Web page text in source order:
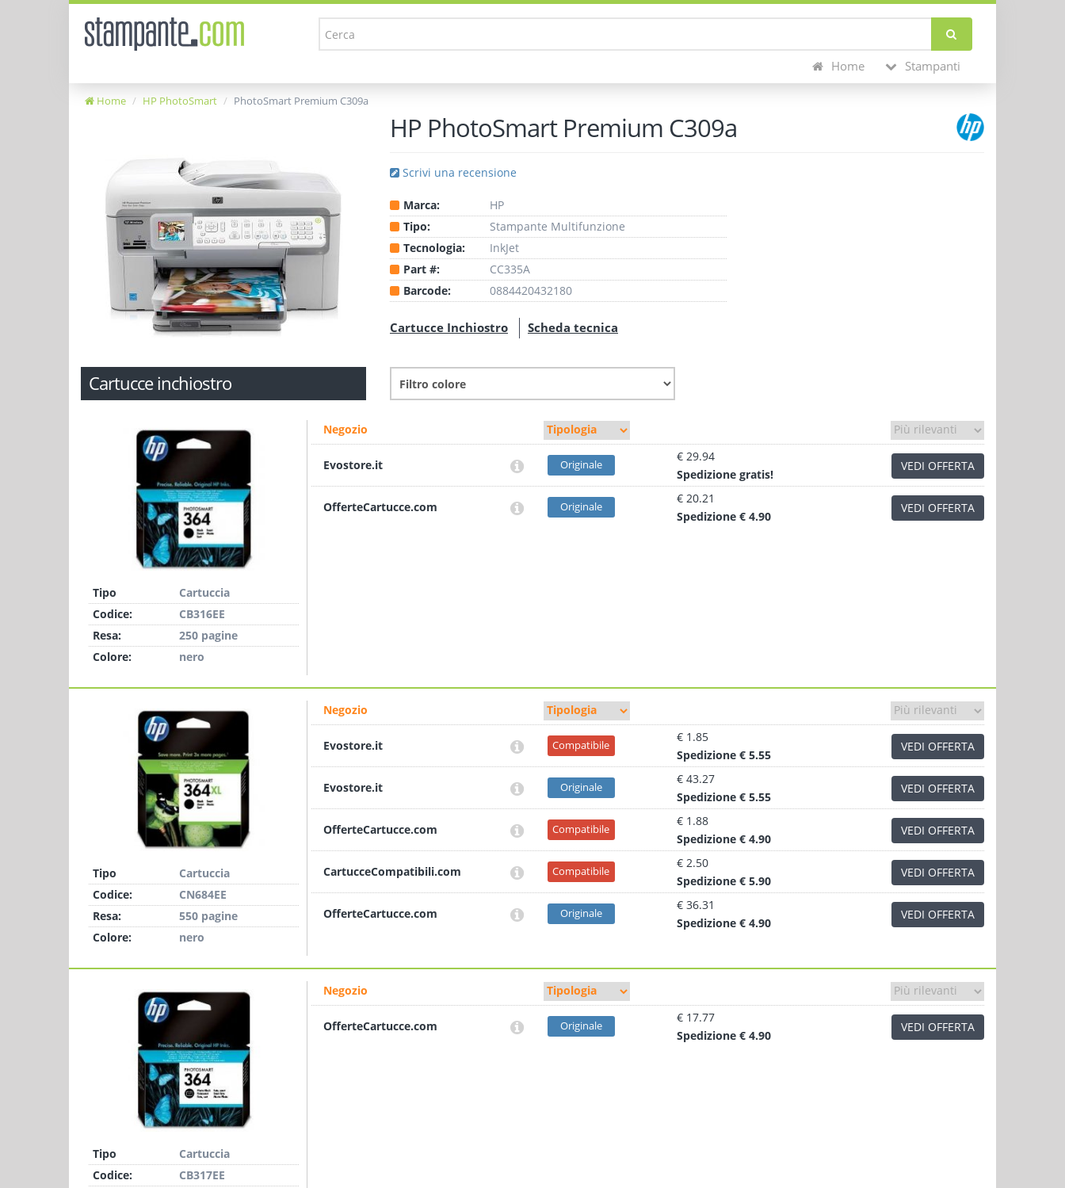
Home Stampanti
Home HP PhotoSmart PhotoSmart Premium C309a
HP PhotoSmart Premium C309a
Scrivi una recensione
Marca:
HP
Tipo:
Stampante Multifunzione
Tecnologia:
InkJet
Part #:
CC335A
Barcode:
0884420432180
Cartucce Inchiostro Scheda tecnica
Cartucce inchiostro
Tipo
Cartuccia
Codice:
CB316EE
Resa:
250 pagine
Colore:
nero
Negozio
Evostore.it Originale
€ 29.94
Spedizione gratis!
VEDI OFFERTA
OfferteCartucce.com Originale
€ 20.21
Spedizione € 4.90
VEDI OFFERTA
Tipo
Cartuccia
Codice:
CN684EE
Resa:
550 pagine
Colore:
nero
Negozio
Evostore.it Compatibile
€ 1.85
Spedizione € 5.55
VEDI OFFERTA
Evostore.it Originale
€ 43.27
Spedizione € 5.55
VEDI OFFERTA
OfferteCartucce.com Compatibile
€ 1.88
Spedizione € 4.90
VEDI OFFERTA
CartucceCompatibili.com Compatibile
€ 2.50
Spedizione € 5.90
VEDI OFFERTA
OfferteCartucce.com Originale
€ 36.31
Spedizione € 4.90
VEDI OFFERTA
Tipo
Cartuccia
Codice:
CB317EE
Negozio
OfferteCartucce.com Originale
€ 17.77
Spedizione € 4.90
VEDI OFFERTA